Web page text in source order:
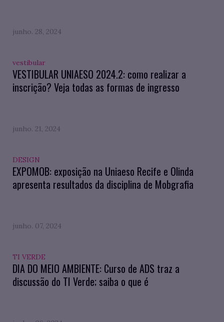
junho. 28, 2024
vestibular
VESTIBULAR UNIAESO 2024.2: como realizar a
inscrição? Veja todas as formas de ingresso
junho. 21, 2024
DESIGN
EXPOMOB: exposição na Uniaeso Recife e Olinda
apresenta resultados da disciplina de Mobgrafia
junho. 07, 2024
TI VERDE
DIA DO MEIO AMBIENTE: Curso de ADS traz a
discussão do TI Verde; saiba o que é